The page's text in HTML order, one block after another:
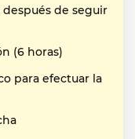
de seguir
(6 horas)
para efectuar la